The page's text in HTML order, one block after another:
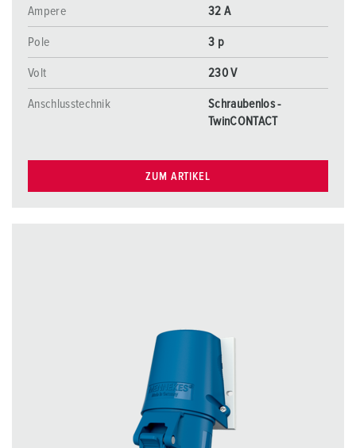
Ampere 32 A
Pole 3 p
Volt 230 V
Anschlusstechnik
Schraubenlos -
TwinCONTACT
ZUM ARTIKEL